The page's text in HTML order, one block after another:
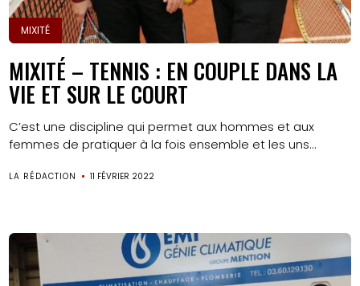
MIXITÉ
MIXITÉ – TENNIS : EN COUPLE DANS LA
VIE ET SUR LE COURT
C’est une discipline qui permet aux hommes et aux
femmes de pratiquer à la fois ensemble et les uns...
LA RÉDACTION 11 FÉVRIER 2022